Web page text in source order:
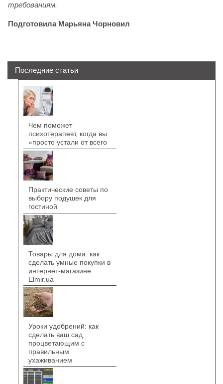
требованиям.
Подготовила Марьяна Чорновил
Последние статьи
Чем поможет
психотерапевт, когда вы
«просто устали от всего
Практические советы по
выбору подушек для
гостиной
Товары для дома: как
сделать умные покупки в
интернет-магазине
Elmir.ua
Уроки удобрений: как
сделать ваш сад
процветающим с
правильным
ухаживанием